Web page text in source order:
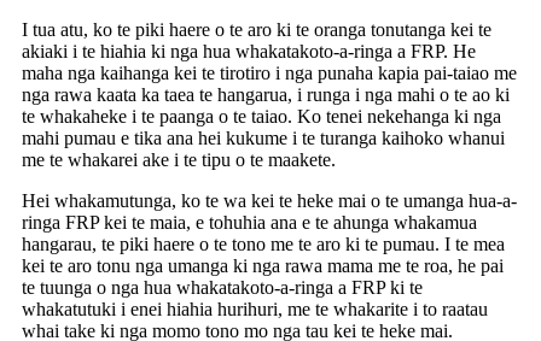
I tua atu, ko te piki haere o te aro ki te oranga tonutanga kei te
akiaki i te hiahia ki nga hua whakatakoto-a-ringa a FRP. He
maha nga kaihanga kei te tirotiro i nga punaha kapia pai-taiao me
nga rawa kaata ka taea te hangarua, i runga i nga mahi o te ao ki
te whakaheke i te paanga o te taiao. Ko tenei nekehanga ki nga
mahi pumau e tika ana hei kukume i te turanga kaihoko whanui
me te whakarei ake i te tipu o te maakete.
Hei whakamutunga, ko te wa kei te heke mai o te umanga hua-a-
ringa FRP kei te maia, e tohuhia ana e te ahunga whakamua
hangarau, te piki haere o te tono me te aro ki te pumau. I te mea
kei te aro tonu nga umanga ki nga rawa mama me te roa, he pai
te tuunga o nga hua whakatakoto-a-ringa a FRP ki te
whakatutuki i enei hiahia hurihuri, me te whakarite i to raatau
whai take ki nga momo tono mo nga tau kei te heke mai.